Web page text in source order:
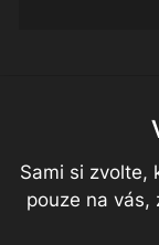
Sami si zvolte,
pouze na